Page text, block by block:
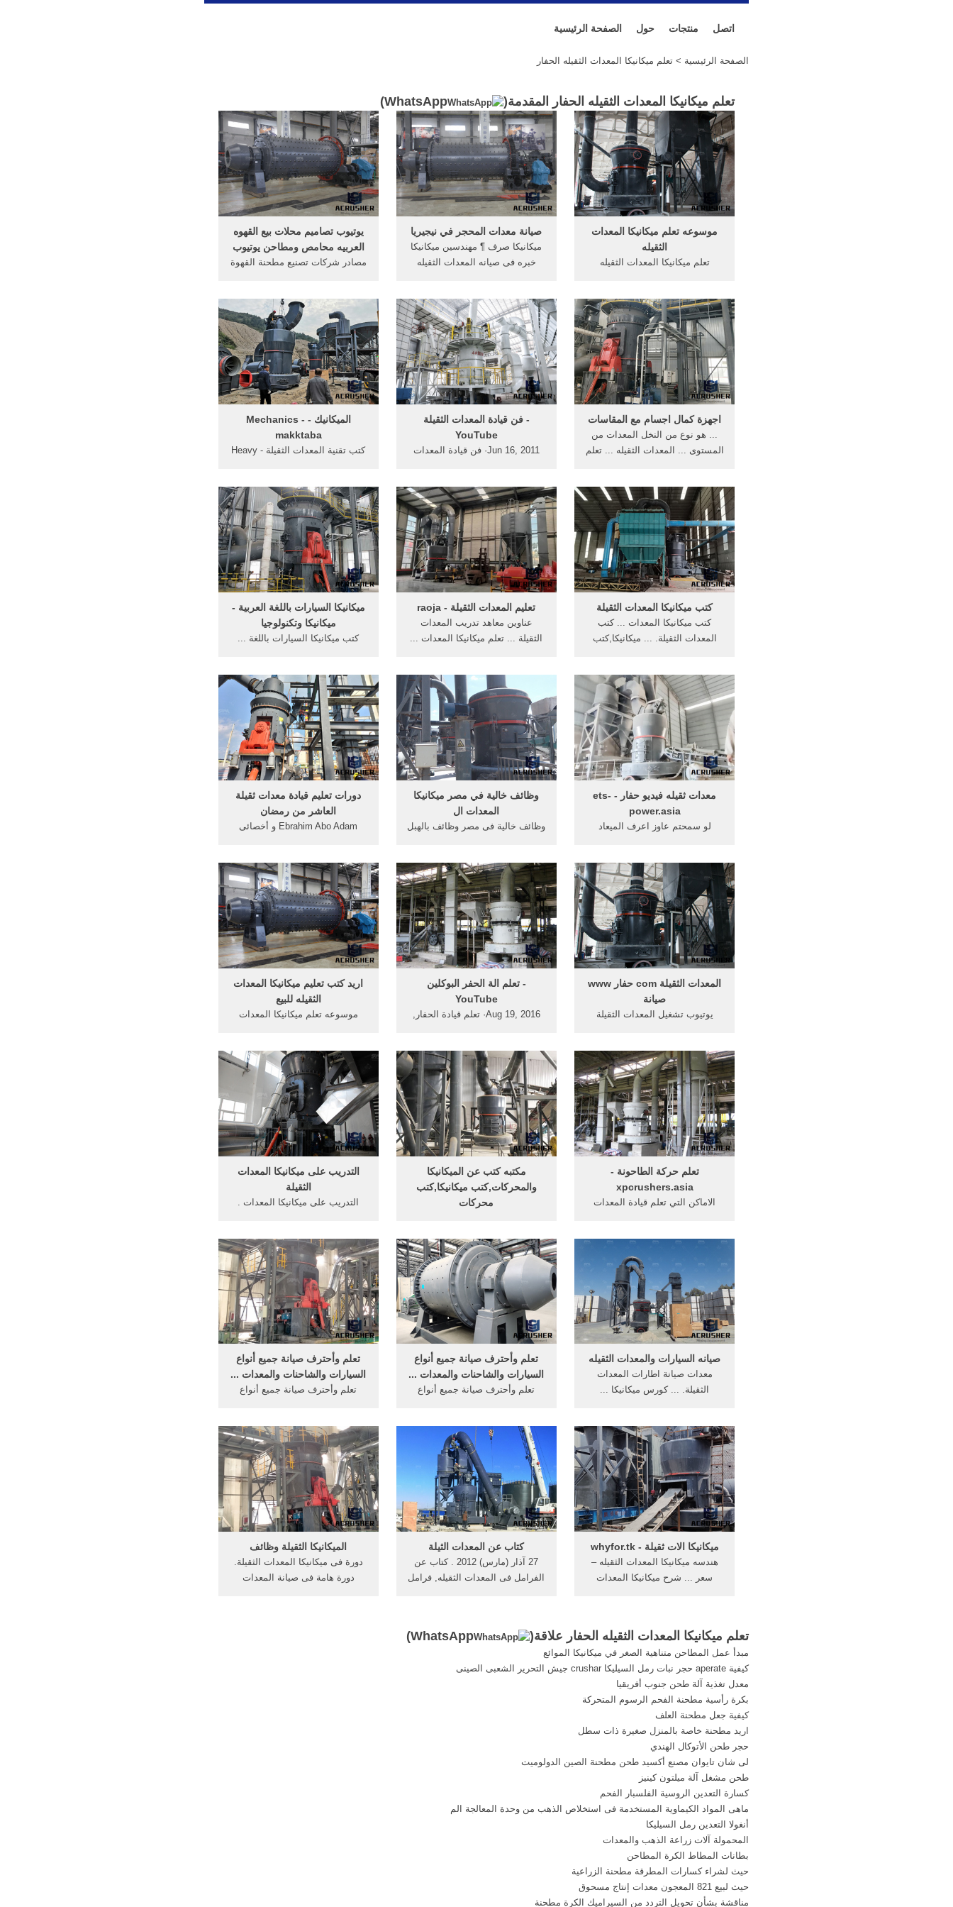
الصفحة الرئيسية حول منتجات اتصل
الصفحة الرئيسية > تعلم ميكانيكا المعدات الثقيله الحفار
تعلم ميكانيكا المعدات الثقيله الحفار المقدمة( WhatsApp
)
يوتيوب تصاميم محلات بيع القهوه
العربيه محامص ومطاحن يوتيوب
مصادر شركات تصنيع مطحنة القهوة
صيانة معدات المحجر في نيجيريا
ميكانيكا صرف ¶ مهندسين ميكانيكا
خبره فى صيانه المعدات الثقيله
موسوعه تعلم ميكانيكا المعدات
الثقيله
تعلم ميكانيكا المعدات الثقيله
الميكانيك - Mechanics -
makktaba
كتب تقنية المعدات الثقيلة - Heavy
‫فن قيادة المعدات الثقيلة‬‎ -
YouTube
Jun 16, 2011· فن قيادة المعدات
Cancel Unsubscribe. Working...
...
اجهزة كمال اجسام مع المقاسات
... هو نوع من النخل المعدات من
المستوى ... المعدات الثقيله ... تعلم
ميكانيكا السيارات باللغة العربية -
ميكانيكا وتكنولوجيا
كتب ميكانيكا السيارات باللغة ...
تعليم المعدات الثقيلة - raoja
عناوين معاهد تدريب المعدات
الثقيلة ... تعلم ميكانيكا المعدات ...
كتب ميكانيكا المعدات الثقيلة
كتب ميكانيكا المعدات ... كتب
المعدات الثقيلة. ... ميكانيكا,كتب
دورات تعليم قيادة معدات ثقيلة
العاشر من رمضان
Ebrahim Abo Adam و أخصائى
وظائف خالية في مصر ميكانيكا
المعدات ال
وظائف خالية فى مصر وظائف بالهبل
معدات ثقيله فيديو حفار - ets-
power.asia
لو سمحتم عاوز اعرف الميعاد
اريد كتب تعليم ميكانيكا المعدات
الثقيله للبيع
موسوعه تعلم ميكانيكا المعدات
‫تعلم الة الحفر البوكلين‬‎ -
YouTube
Aug 19, 2016· تعلم قيادة الحفار,
المعدات الثقيلة com حفار www
صيانة
يوتيوب تشغيل المعدات الثقيلة
التدريب على ميكانيكا المعدات
الثقيلة
التدريب على ميكانيكا المعدات .
about ...
مكتبه كتب عن الميكانيكا
والمحركات,كتب ميكانيكا,كتب
محركات
محركات كتاب عن الحفار الهيدرولك
تعلم حركة الطاحونة -
xpcrushers.asia
الاماكن التي تعلم قيادة المعدات
‫تعلم وأحترف صيانة جميع أنواع
السيارات والشاحنات والمعدات ...
‎تعلم وأحترف صيانة جميع أنواع
تعلم وأحترف صيانة جميع أنواع
السيارات والشاحنات والمعدات ...
‏تعلم وأحترف صيانة جميع أنواع
صيانه السيارات والمعدات الثقيله
معدات صيانة اطارات المعدات
الثقيلة. ... كورس ميكانيكا ...
الميكانيكا الثقيلة وظائف
دورة فى ميكانيكا المعدات الثقيلة.
دورة هامة فى صيانة المعدات
كتاب عن المعدات الثيلة
27 آذار (مارس) 2012 . كتاب عن
الفرامل فى المعدات الثقيله, فرامل
ميكانيكا الات ثقيلة - whyfor.tk
هندسه ميكانيكا المعدات الثقيله –
سعر ... شرح ميكانيكا المعدات
تعلم ميكانيكا المعدات الثقيله الحفار علاقة( WhatsApp
)
مبدأ عمل المطاحن متناهية الصغر في ميكانيكا الموائع
كيفية aperate حجر نبات رمل السيليكا crushar جيش التحرير الشعبى الصينى
معدل تغذية آلة طحن جنوب أفريقيا
بكرة رأسية مطحنة الفحم الرسوم المتحركة
كيفية جعل مطحنة العلف
اريد مطحنة خاصة بالمنزل صغيرة ذات سطل
حجر طحن الأتوكال الهندي
لى شان تايوان مصنع أكسيد طحن مطحنة الصين الدولوميت
طحن مشغل آلة ميلتون كينيز
كسارة التعدين الروسية الفلسبار الفحم
ماهى المواد الكيماوية المستخدمة فى استخلاص الذهب من وحدة المعالجة الم
أنغولا التعدين رمل السيليكا
المحمولة آلات زراعة الذهب والمعدات
بطانات المطاط الكرة المطاحن
حيث لشراء كسارات المطرقة مطحنة الزراعية
حيث لبيع 821 المعجون معدات إنتاج مسحوق
مناقشة بشأن تحويل التردد من السيراميك الكرة مطحنة